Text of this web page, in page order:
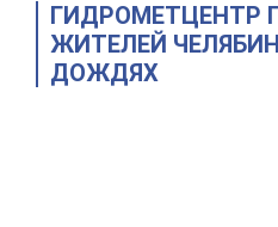
ГИДРОМЕТЦЕНТР
ЖИТЕЛЕЙ
ДОЖДЯХ